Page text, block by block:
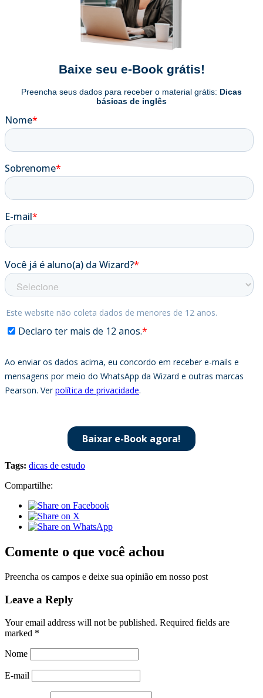
Tags: dicas de estudo
Compartilhe:
Comente o que você achou
Preencha os campos e deixe sua opinião em nosso post
Leave a Reply
Your email address will not be published. Required fields are
marked *
Nome
E-mail